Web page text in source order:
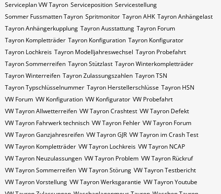
Serviceplan VW Tayron Serviceposition Servicestellung
Sommer Fussmatten Tayron Spritmonitor Tayron AHK Tayron Anhängelast
Tayron Anhängerkupplung Tayron Ausstattung Tayron Forum
Tayron Kompletträder Tayron Konfiguration Tayron Konfigurator
Tayron Lochkreis Tayron Modelljahreswechsel Tayron Probefahrt
Tayron Sommerreifen Tayron Stützlast Tayron Winterkompletträder
Tayron Winterreifen Tayron Zulassungszahlen Tayron​​​​ TSN
Tayron​​​​ Typschlüsselnummer Tayron​​​​​ Herstellerschlüsse Tayron​​​​​ HSN
VW Forum VW Konfiguration VW Konfigurator VW Probefahrt
VW Tayron Allwetterreifen VW Tayron Crashtest VW Tayron Defekt
VW Tayron Fahrwerk technisch VW Tayron Fehler VW Tayron Forum
VW Tayron Ganzjahresreifen VW Tayron GJR VW Tayron im Crash Test
VW Tayron Kompletträder VW Tayron Lochkreis VW Tayron NCAP
VW Tayron Neuzulassungen VW Tayron Problem VW Tayron Rückruf
VW Tayron Sommerreifen VW Tayron Störung VW Tayron Testbericht
VW Tayron Vorstellung VW Tayron Werksgarantie VW Tayron Youtube